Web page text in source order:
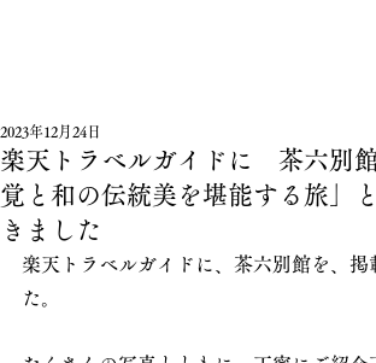
楽天トラベルガイドに 茶六別
覚と和の伝統美を堪能する旅」
きました
2023年12月24日
楽天トラベルガイドに、茶六別館を、掲
た。